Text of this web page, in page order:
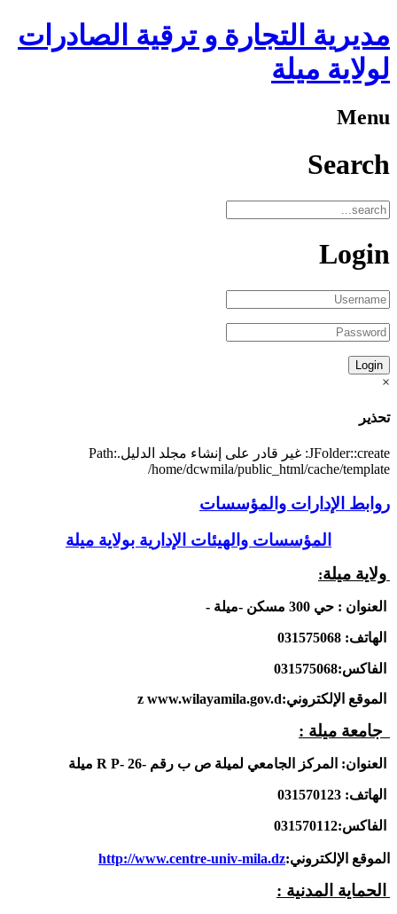
مديرية التجارة و ترقية الصادرات
لولاية ميلة
Menu
Search
Login
×
تحذير
JFolder::create: غير قادر على إنشاء مجلد الدليل.Path:
/home/dcwmila/public_html/cache/template
روابط الإدارات والمؤسسات
المؤسسات والهيئات الإدارية بولاية ميلة
ولاية ميلة:
العنوان : حي 300 مسكن -ميلة -
الهاتف: 031575068
الفاكس:031575068
الموقع الإلكتروني:www.wilayamila.gov.d
z
جامعة ميلة :
العنوان: المركز الجامعي لميلة ص ب رقم -26 R P- ميلة
الهاتف: 031570123
الفاكس:031570112
الموقع الإلكتروني:http://www.centre-univ-mila.dz
الحماية المدنية :